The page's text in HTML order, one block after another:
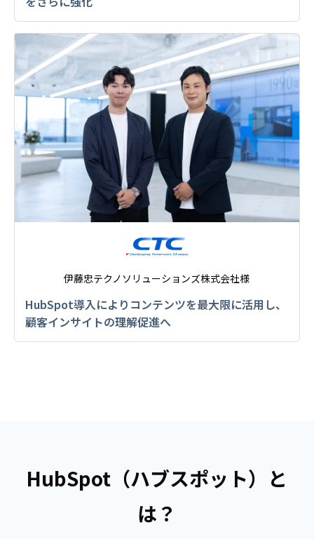
伊藤忠テクノソリューションズ株式会社様
HubSpot導入によりコンテンツを最大限に活用し、
顧客インサイトの理解促進へ
HubSpot（ハブスポット）と
は？